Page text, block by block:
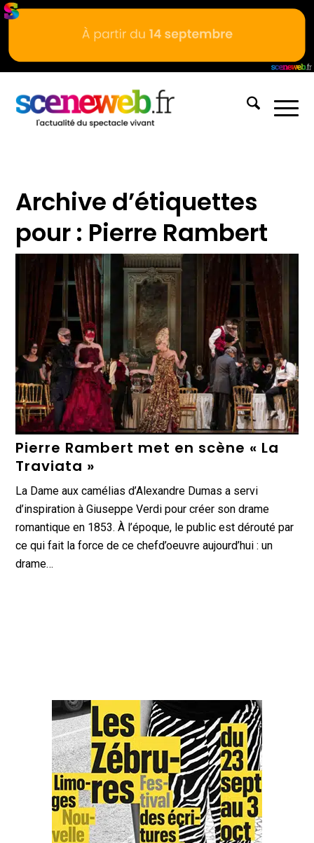
Archive d’étiquettes
pour : Pierre Rambert
Pierre Rambert met en scène « La
Traviata »
La Dame aux camélias d’Alexandre Dumas a servi
d’inspiration à Giuseppe Verdi pour créer son drame
romantique en 1853. À l’époque, le public est dérouté par
ce qui fait la force de ce chefd’oeuvre aujourd’hui : un
drame…